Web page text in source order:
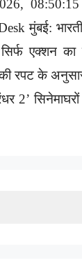
मुंबई:
एक्शन
रपट के
2’